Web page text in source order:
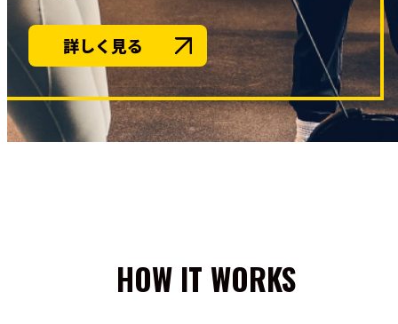
詳しく見る
HOW IT WORKS